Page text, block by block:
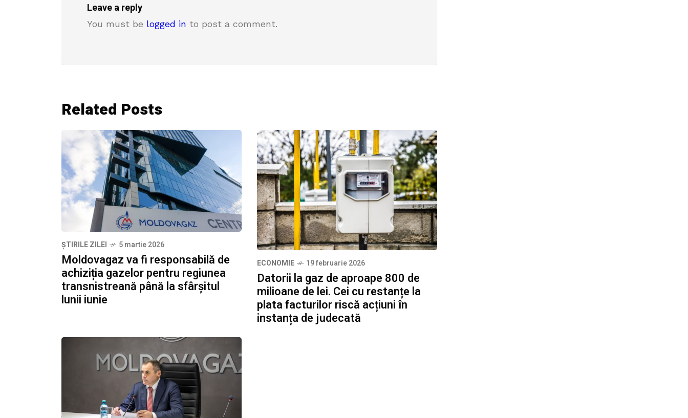
Leave a reply
You must be logged in to post a comment.
Related Posts
ȘTIRILE ZILEI 5 martie 2026
Moldovagaz va fi responsabilă de
achiziția gazelor pentru regiunea
transnistreană până la sfârșitul
lunii iunie
ECONOMIE 19 februarie 2026
Datorii la gaz de aproape 800 de
milioane de lei. Cei cu restanțe la
plata facturilor riscă acțiuni în
instanța de judecată